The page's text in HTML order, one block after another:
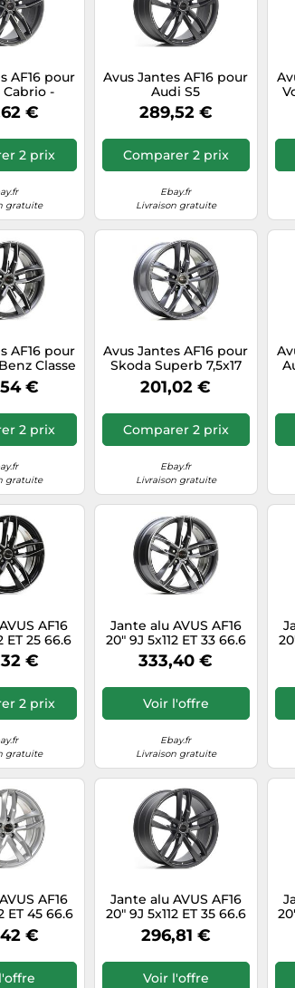
AF16 pour
Cabrio -
6MG
€
2 prix
gratuite
Avus Jantes AF16 pour
Audi S5
Cabrio/Coupé/Sportback
8.5x20 5x112 GG6
289,52 €
Comparer 2 prix
Ebay.fr
Livraison gratuite
AF16 pour
Classe
5x112
M4P
€
2 prix
gratuite
Avus Jantes AF16 pour
Skoda Superb 7,5x17
5x112 Anthracite QWS
201,02 €
Comparer 2 prix
Ebay.fr
Livraison gratuite
AF16
ET 25 66.6
€
2 prix
gratuite
Jante alu AVUS AF16
20" 9J 5x112 ET 33 66.6
ANTRACITE
DIAMANTATO
333,40 €
Voir l'offre
Ebay.fr
Livraison gratuite
AF16
ET 45 66.6
SILVER
€
Jante alu AVUS AF16
20" 9J 5x112 ET 35 66.6
MATT ANTHRACITE
296,81 €
Voir l'offre